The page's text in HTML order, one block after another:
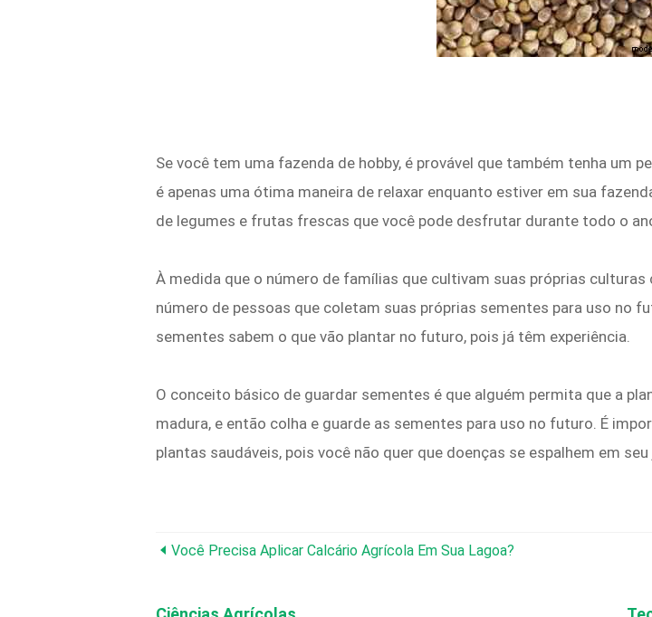
Se você tem uma fazenda de hobby, é provável que também tenha um
é apenas uma ótima maneira de relaxar enquanto estiver em sua
de legumes e frutas frescas que você pode desfrutar durante todo o
À medida que o número de famílias que cultivam suas próprias
número de pessoas que coletam suas próprias sementes para uso no
sementes sabem o que vão plantar no futuro, pois já têm experiência.
O conceito básico de guardar sementes é que alguém permita que a
madura, e então colha e guarde as sementes para uso no futuro. É
plantas saudáveis, pois você não quer que doenças se espalhem em
Você Precisa Aplicar Calcário Agrícola Em Sua Lagoa?